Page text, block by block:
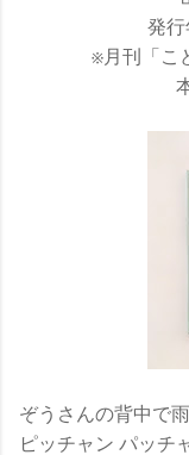
発
※月刊「こ
ぞうさんの背中で
ピッチャン パッチ